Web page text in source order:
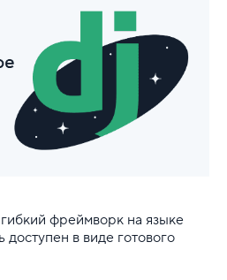
фреймворк на языке
в виде готового